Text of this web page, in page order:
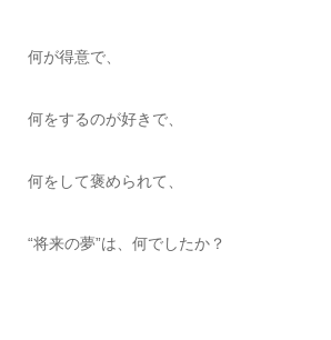
何が得意で、
何をするのが好きで、
何をして褒められて、
“将来の夢”は、何でしたか？